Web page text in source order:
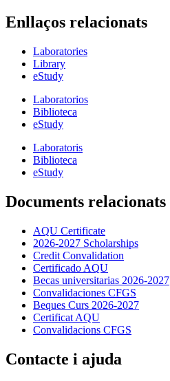
Enllaços relacionats
Laboratories
Library
eStudy
Laboratorios
Biblioteca
eStudy
Laboratoris
Biblioteca
eStudy
Documents relacionats
AQU Certificate
2026-2027 Scholarships
Credit Convalidation
Certificado AQU
Becas universitarias 2026-2027
Convalidaciones CFGS
Beques Curs 2026-2027
Certificat AQU
Convalidacions CFGS
Contacte i ajuda